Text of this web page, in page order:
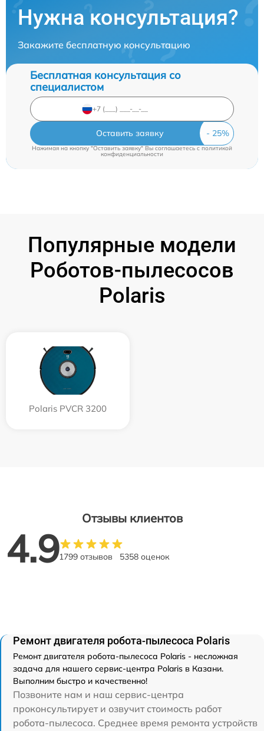
Нужна консультация?
Закажите бесплатную консультацию
Бесплатная консультация со
специалистом
Оставить заявку
Нажимая на кнопку "Оставить заявку" Вы соглашаетесь cполитикой
конфиденциальности
Популярные модели
Роботов-пылесосов
Polaris
Polaris PVCR 3200
Отзывы клиентов
4.91799 отзывов 5358 оценок
Ремонт двигателя робота-пылесоса Polaris
Ремонт двигателя робота-пылесоса Polaris - несложная
задача для нашего сервис-центра Polaris в Казани.
Выполним быстро и качественно!
Позвоните нам и наш сервис-центра
проконсультирует и озвучит стоимость работ
робота-пылесоса. Среднее время ремонта устройств